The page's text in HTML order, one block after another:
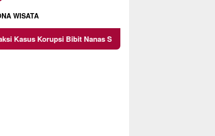
WISATA
Nanas Sulsel Rp 52,4 Miliar